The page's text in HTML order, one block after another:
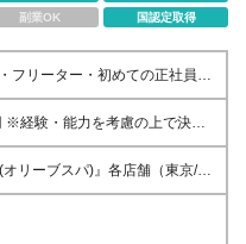
副業OK 国認定取得
フリーター・初めての正社員と
向いてい
レイになりたい方 ＊美容業界
好きな方 ＊一生モノのスキル
※経験・能力を考慮の上で決定
月の試用期間あり └1～2ヶ月目
万円～30万円、3ヶ月目以降
） ＊時間外手当（100％支給）
リーブスパ)』各店舗（東京/横
＊お住まいや希望を最大限考慮
決定♪ ＊新築・築浅社宅（WiFi/
人気の港・渋谷・新宿・品川・